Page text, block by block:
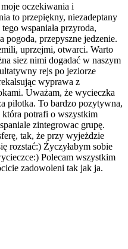
moje oczekiwania i
to przepiękny, niezadeptany
wspaniała przyroda,
pogoda, przepyszne jedzenie.
uprzejmi, otwarci. Warto
siez nimi dogadać w naszym
rejs po jeziorze
wyprawa z
Uważam, że wycieczka
pilotka. To bardzo pozytywna,
potrafi o wszystkim
zintegrowac grupę.
tak, że przy wyjeżdzie
rozstać:) Życzyłabym sobie
Polecam wszystkim
zadowoleni tak jak ja.